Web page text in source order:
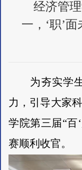
经济管
一，‘职’
为夯实学
力，引导大家
学院第三届“百
赛顺利收官。